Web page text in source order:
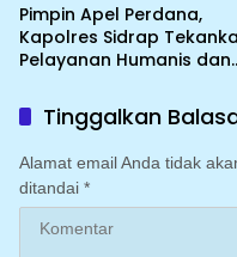
Pimpin Apel Perdana,
Kapolres Sidrap
Pelayanan Humanis dan
Tinggalkan
Alamat email Anda tidak
ditandai *